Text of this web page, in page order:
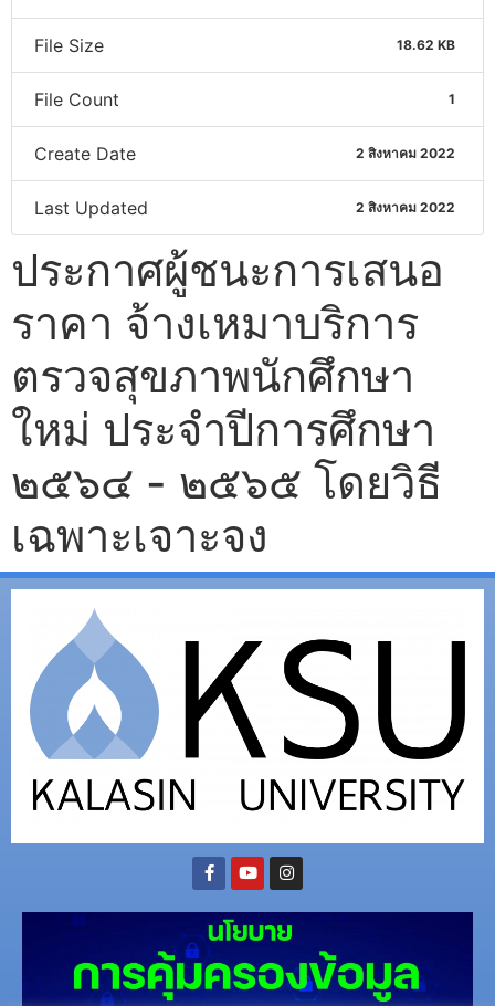
File Size 18.62 KB
File Count 1
Create Date 2 สิงหาคม 2022
Last Updated 2 สิงหาคม 2022
ประกาศผู้ชนะการเสนอ
ราคา จ้างเหมาบริการ
ตรวจสุขภาพนักศึกษา
ใหม่ ประจำปีการศึกษา
๒๕๖๔ - ๒๕๖๕ โดยวิธี
เฉพาะเจาะจง